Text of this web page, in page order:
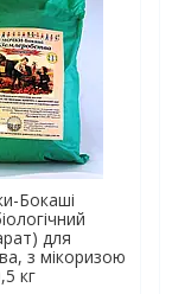
Бокаші
для
з мікоризою
кг